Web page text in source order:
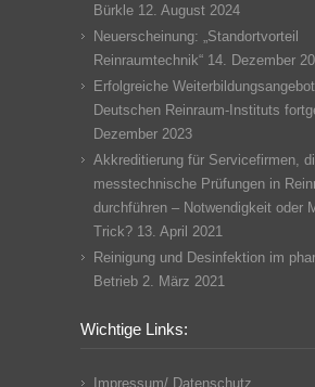
Bürkle 12. August 2024
Neuerscheinung: „Standortvorteil
Reinraumtechnik“ 14. Dezember
Erfolgreiche
Deutschen Reinraum-Instituts
Dezember 2023
Akkreditierung für Servicefirmen,
messtechnische Prüfungen in
durchführen – Notwendigkeit oder
Trick? 13. April 2021
Reinigung und Desinfektion im
Betrieb 2. März 2021
Wichtige Links:
Impressum/ Datenschutz